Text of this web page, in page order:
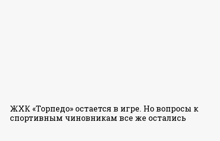
ЖХК «Торпедо» остается в игре. Но вопросы к
спортивным чиновникам все же остались